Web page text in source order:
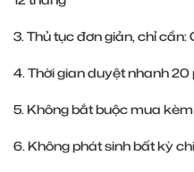
3. Thủ tục đơn giản, chỉ
4. Thời gian duyệt nhanh 20
5. Không bắt buộc mua
6. Không phát sinh bất kỳ